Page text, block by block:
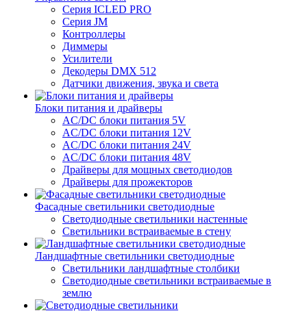
Серия ICLED PRO
Серия JM
Контроллеры
Диммеры
Усилители
Декодеры DMX 512
Датчики движения, звука и света
Блоки питания и драйверы
AC/DC блоки питания 5V
AC/DC блоки питания 12V
AC/DC блоки питания 24V
AC/DC блоки питания 48V
Драйверы для мощных светодиодов
Драйверы для прожекторов
Фасадные светильники светодиодные
Светодиодные светильники настенные
Светильники встраиваемые в стену
Ландшафтные светильники светодиодные
Светильники ландшафтные столбики
Светодиодные светильники встраиваемые в
землю